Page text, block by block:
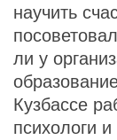
научить
ли у
Кузбассе
психологи